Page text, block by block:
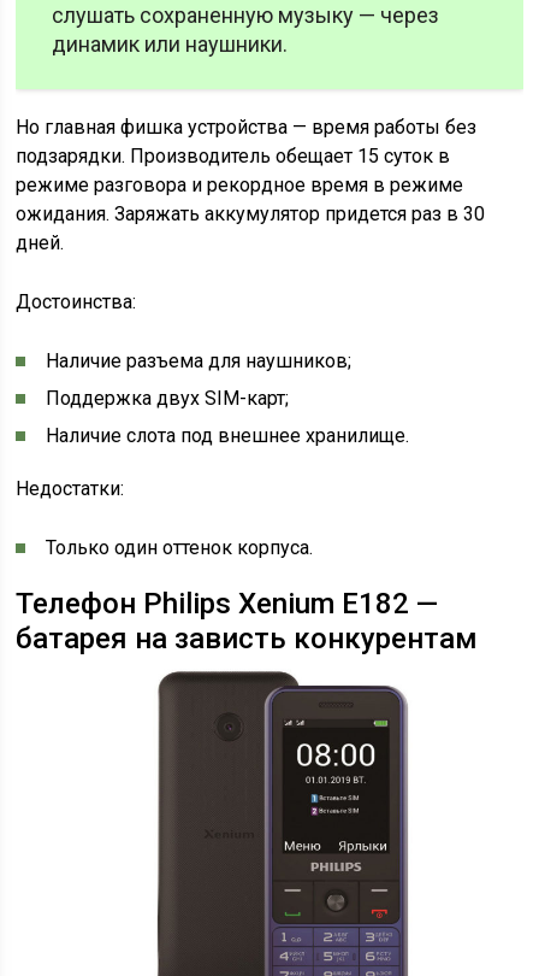
слушать сохраненную музыку — через
динамик или наушники.
Но главная фишка устройства — время работы без
подзарядки. Производитель обещает 15 суток в
режиме разговора и рекордное время в режиме
ожидания. Заряжать аккумулятор придется раз в 30
дней.
Достоинства:
Наличие разъема для наушников;
Поддержка двух SIM-карт;
Наличие слота под внешнее хранилище.
Недостатки:
Только один оттенок корпуса.
Телефон Philips Xenium E182 —
батарея на зависть конкурентам